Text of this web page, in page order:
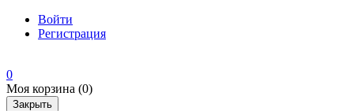
Войти
Регистрация
0
Моя корзина (0)
Закрыть